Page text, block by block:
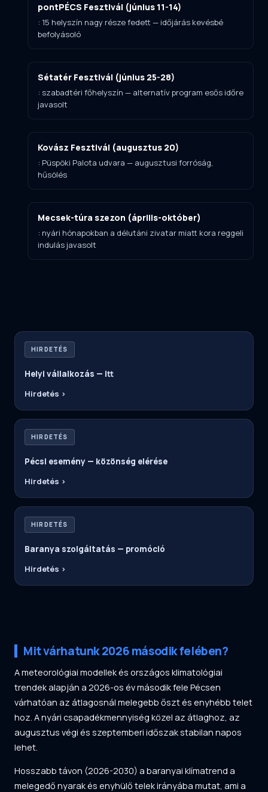
pontPÉCS Fesztivál (június 11-14)
: 15 helyszín nagy része fedett — időjárás kevésbé
befolyásoló
Sétatér Fesztivál (június 25-28)
: szabadtéri főhelyszín — alternatív program esős időre
javasolt
Kovász Fesztivál (augusztus 20)
: Püspöki Palota udvara — augusztusi forróság,
hűsölés
Mecsek-túra szezon (április-október)
: nyári hónapokban a délutáni zivatar miatt kora reggeli
indulás javasolt
HIRDETÉS
Helyi vállalkozás — itt
Hirdetés ›
HIRDETÉS
Pécsi esemény — közönség elérése
Hirdetés ›
HIRDETÉS
Baranya szolgáltatás — promóció
Hirdetés ›
Mit várhatunk 2026 második felében?
A meteorológiai modellek és országos klimatológiai
trendek alapján a 2026-os év második fele Pécsen
várhatóan az átlagosnál melegebb őszt és enyhébb telet
hoz. A nyári csapadékmennyiség közel az átlaghoz, az
augusztus végi és szeptemberi időszak stabilan napos
lehet.
Hosszabb távon (2026-2030) a baranyai klímatrend a
melegedő nyarak és enyhülő telek irányába mutat, ami a